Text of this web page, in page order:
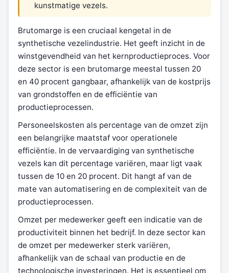
kunstmatige vezels.
Brutomarge is een cruciaal kengetal in de
synthetische vezelindustrie. Het geeft inzicht in de
winstgevendheid van het kernproductieproces. Voor
deze sector is een brutomarge meestal tussen 20
en 40 procent gangbaar, afhankelijk van de kostprijs
van grondstoffen en de efficiëntie van
productieprocessen.
Personeelskosten als percentage van de omzet zijn
een belangrijke maatstaf voor operationele
efficiëntie. In de vervaardiging van synthetische
vezels kan dit percentage variëren, maar ligt vaak
tussen de 10 en 20 procent. Dit hangt af van de
mate van automatisering en de complexiteit van de
productieprocessen.
Omzet per medewerker geeft een indicatie van de
productiviteit binnen het bedrijf. In deze sector kan
de omzet per medewerker sterk variëren,
afhankelijk van de schaal van productie en de
technologische investeringen. Het is essentieel om